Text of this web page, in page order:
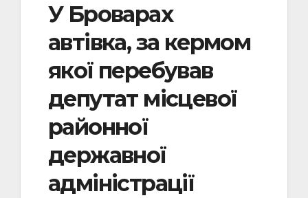
У Броварах
автівка, за кермом
якої перебував
депутат місцевої
районної
державної
адміністрації